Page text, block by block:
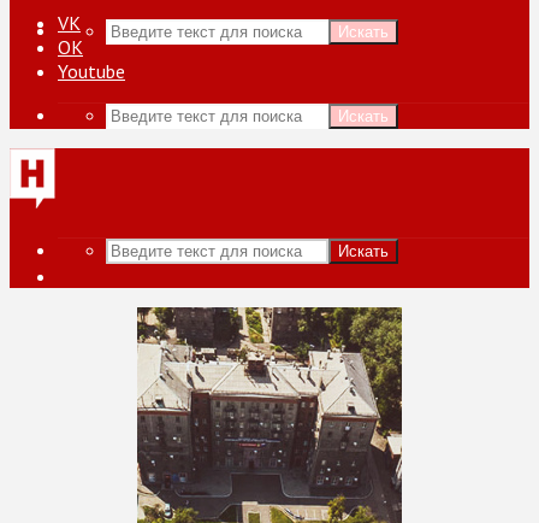
Искать
VK
ОК
Youtube
Искать
Искать